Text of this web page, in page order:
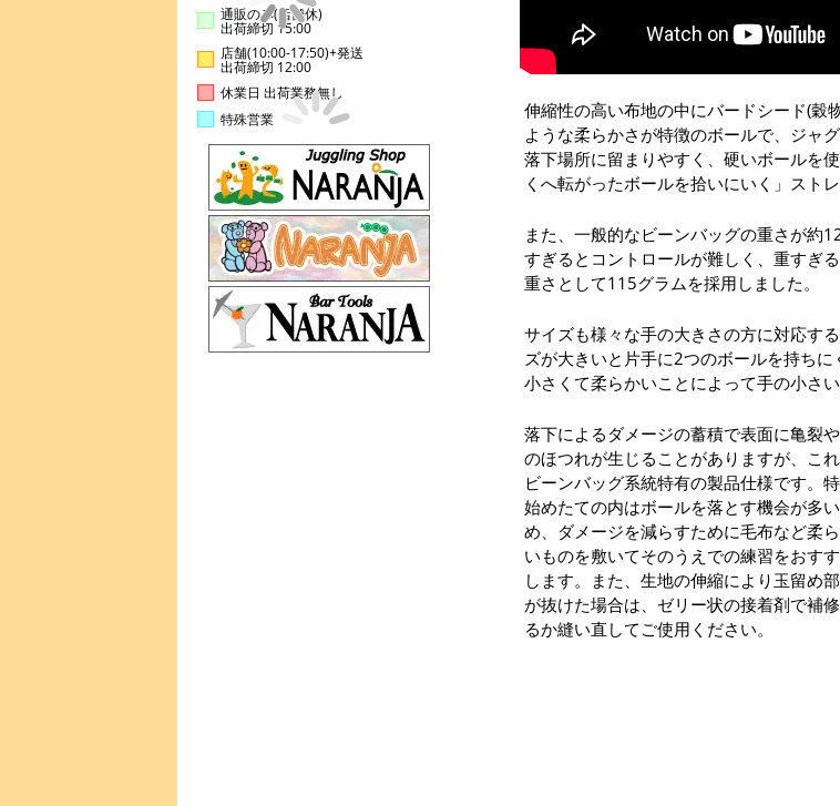
通販のみ(店舗休)
出荷締切 15:00
店舗(10:00-17:50)+発送
出荷締切 12:00
休業日 出荷業務無し
特殊営業
伸縮性の高い布地の中にバードシード(穀
ような柔らかさが特徴のボールで、ジャ
落下場所に留まりやすく、硬いボールを
くへ転がったボールを拾いにいく」スト
また、一般的なビーンバッグの重さが約
すぎるとコントロールが難しく、重すぎ
重さとして115グラムを採用しました。
サイズも様々な手の大きさの方に対応す
ズが大きいと片手に2つのボールを持ち
小さくて柔らかいことによって手の小さ
落下によるダメージの蓄積で表面に亀裂
のほつれが生じることがありますが、こ
ビーンバッグ系統特有の製品仕様です。
始めたての内はボールを落とす機会が多
め、ダメージを減らすために毛布など柔
いものを敷いてそのうえでの練習をおす
します。また、生地の伸縮により玉留め
が抜けた場合は、ゼリー状の接着剤で補
るか縫い直してご使用ください。